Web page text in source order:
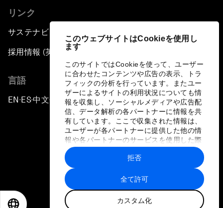
このウェブサイトはCookieを使用し
ます
このサイトではCookieを使って、ユーザー
に合わせたコンテンツや広告の表示、トラ
フィックの分析を行っています。またユー
ザーによるサイトの利用状況についても情
報を収集し、ソーシャルメディアや広告配
信、データ解析の各パートナーに情報を共
有しています。ここで収集された情報は、
ユーザーが各パートナーに提供した他の情
報や各パートナーのサービスを使用した際
に収集された情報と組み合わされ、各パー
トナーによって使用されることがありま
す。
全て許可
カスタム化
拒否
リンク
サステナビリティへの取り組み
採用情報 (英語のみ)
言語
EN ▪ES▪中文▪ 日本語
プライバシーポリシーと利用規約
サイトマップ
©
世界経済フォーラム